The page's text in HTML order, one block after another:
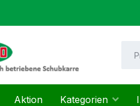
Aktion Kategorien